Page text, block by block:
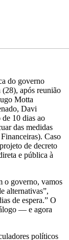
do governo
após reunião
Motta
Davi
10 dias ao
das medidas
Caso
de decreto
e pública à
o governo, vamos
alternativas”,
de espera.” O
— e agora
políticos